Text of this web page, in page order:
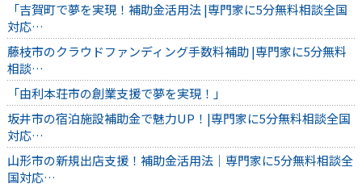
「吉賀町で夢を実現！補助金活用法 |専門家に5分無料相談全国
対応…
藤枝市のクラウドファンディング手数料補助 |専門家に5分無料
相談…
「由利本荘市の創業支援で夢を実現！」
坂井市の宿泊施設補助金で魅力UP！|専門家に5分無料相談全国
対応…
山形市の新規出店支援！補助金活用法｜専門家に5分無料相談全
国対応…